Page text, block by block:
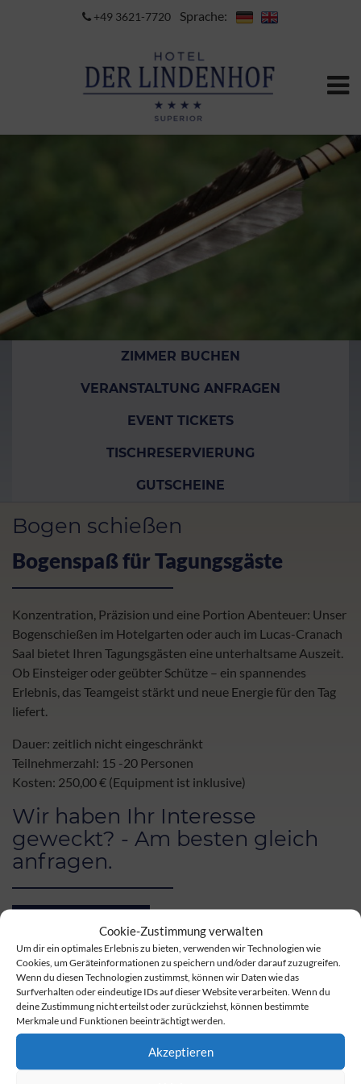
Cookie-Zustimmung verwalten
Um dir ein optimales Erlebnis zu bieten, verwenden wir Technologien wie
Cookies, um Geräteinformationen zu speichern und/oder darauf zuzugreifen.
Wenn du diesen Technologien zustimmst, können wir Daten wie das
Surfverhalten oder eindeutige IDs auf dieser Website verarbeiten. Wenn du
deine Zustimmung nicht erteilst oder zurückziehst, können bestimmte
Merkmale und Funktionen beeinträchtigt werden.
Akzeptieren
+49 3621-7720 Sprache:
ZIMMER BUCHEN
VERANSTALTUNG ANFRAGEN
EVENT TICKETS
TISCHRESERVIERUNG
GUTSCHEINE
Bogen schießen
Bogenspaß für Tagungsgäste
Konzentration, Präzision und eine Portion Abenteuer: Unser
Bogenschießen im Hotelgarten oder auch im Lucas-Cranach
Saal bietet Ihren Tagungsgästen eine unterhaltsame Auszeit.
Ob Einsteiger oder geübter Schütze – ein spannendes
Erlebnis, das Teamgeist stärkt und neue Energie für den Tag
liefert.
Dauer: zeitlich nicht eingeschränkt
Teilnehmerzahl: 15 -20 Personen
Kosten: 250,00 € (Equipment ist inklusive)
Wir haben Ihr Interesse
geweckt? - Am besten gleich
anfragen.
Tagungsanfrage
teilen teilen teilen